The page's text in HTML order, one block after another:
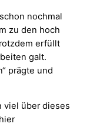
nochmal
zu den hoch
erfüllt
galt.
prägte und
viel über dieses